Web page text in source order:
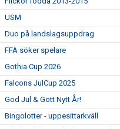
USM
Duo på landslagsuppdrag
FFA söker spelare
Gothia Cup 2026
Falcons JulCup 2025
God Jul & Gott Nytt År!
Bingolotter - uppesittarkväll